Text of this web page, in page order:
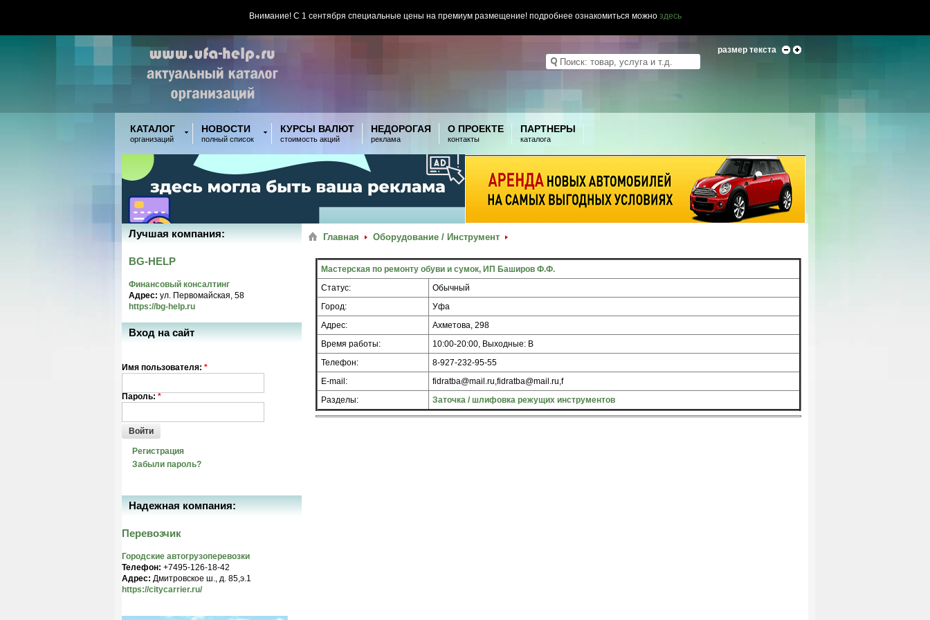
Внимание! С 1 сентября специальные цены на премиум размещение! подробнее ознакомиться можно здесь
размер текста
КАТАЛОГ
организаций
НОВОСТИ
полный список
КУРСЫ ВАЛЮТ
стоимость акций
НЕДОРОГАЯ
реклама
О ПРОЕКТЕ
контакты
ПАРТНЕРЫ
каталога
Главная Оборудование / Инструмент
Мастерская по ремонту обуви и сумок, ИП Баширов Ф.Ф.
Статус:
Обычный
Город:
Уфа
Адрес:
Ахметова, 298
Время работы:
10:00-20:00, Выходные: В
Телефон:
8-927-232-95-55
E-mail:
fidratba@mail.ru,fidratba@mail.ru,f
Разделы:
Заточка / шлифовка режущих инструментов
Лучшая компания:
BG-HELP
Финансовый консалтинг
Адрес: ул. Первомайская, 58
https://bg-help.ru
Вход на сайт
Имя пользователя: *
Пароль: *
Войти
Регистрация
Забыли пароль?
Надежная компания:
Перевозчик
Городские автогрузоперевозки
Телефон: +7495-126-18-42
Адрес: Дмитровское ш., д. 85,э.1
https://citycarrier.ru/